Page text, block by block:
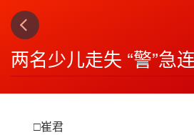
两名少儿走失 “警”急
□崔君